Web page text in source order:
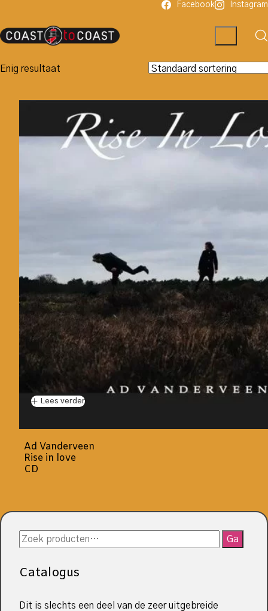
Facebook Instagram
Enig resultaat
Lees verder
Ad Vanderveen
Rise in love
CD
Zoeken
naar:
Ga
Catalogus
Dit is slechts een deel van de zeer uitgebreide